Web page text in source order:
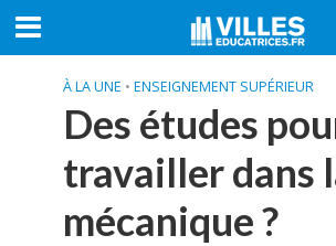
À LA UNE • ENSEIGNEMENT SUPÉRIEUR
Des études
travailler dans
mécanique ?